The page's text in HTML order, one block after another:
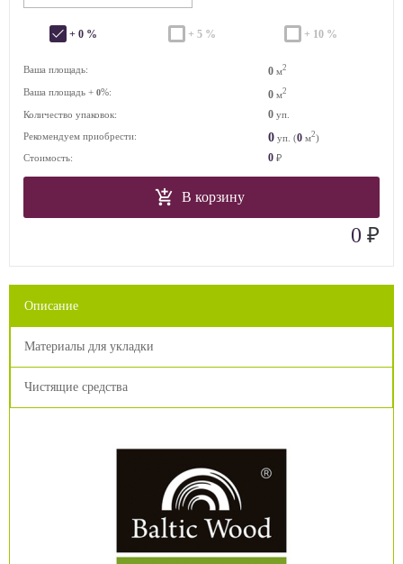
+ 0 % + 5 % + 10 %
Ваша площадь: 0 м2
Ваша площадь + 0%: 0 м2
Количество упаковок: 0 уп.
Рекомендуем приобрести:
0 уп. (0 м2)
Стоимость:
0 ₽
В корзину
0 ₽
Описание
Материалы для укладки
Чистящие средства